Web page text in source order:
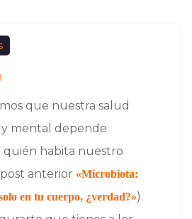
que nuestra salud
y mental depende
habita nuestro
anterior «Microbiota:
en tu cuerpo, ¿verdad?»).